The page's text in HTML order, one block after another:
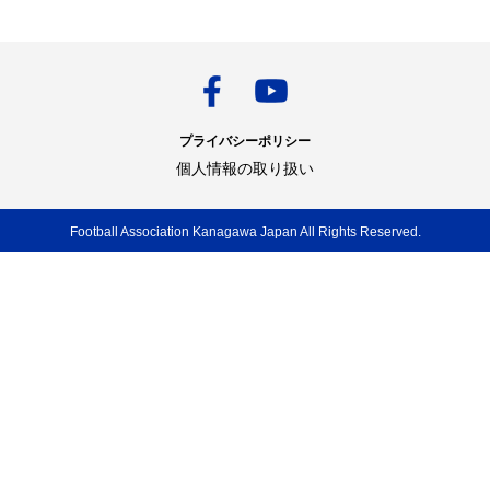
プライバシーポリシー
個人情報の取り扱い
Football Association Kanagawa Japan All Rights Reserved.